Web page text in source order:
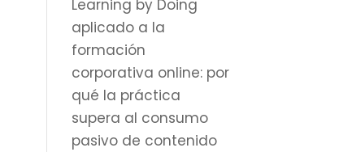
Learning by Doing
aplicado a la
formación
corporativa online: por
qué la práctica
supera al consumo
pasivo de contenido